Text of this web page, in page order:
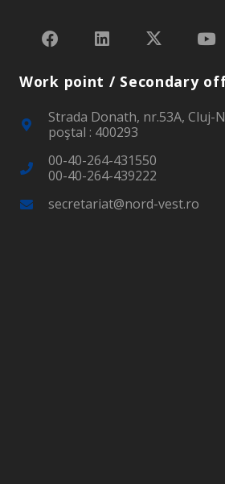
Work point / Secondary
Strada Donath, nr.53A, Cluj-
poştal : 400293
00-40-264-431550
00-40-264-439222
secretariat@nord-vest.ro